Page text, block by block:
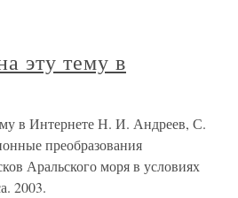
эту тему в
в Интернете Н. И. Андреев, С.
преобразования
Аральского моря в условиях
2003.